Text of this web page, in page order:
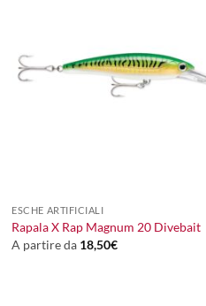
ESCHE ARTIFICIALI
Rapala X Rap Magnum 20 Divebait
A partire da 18,50€